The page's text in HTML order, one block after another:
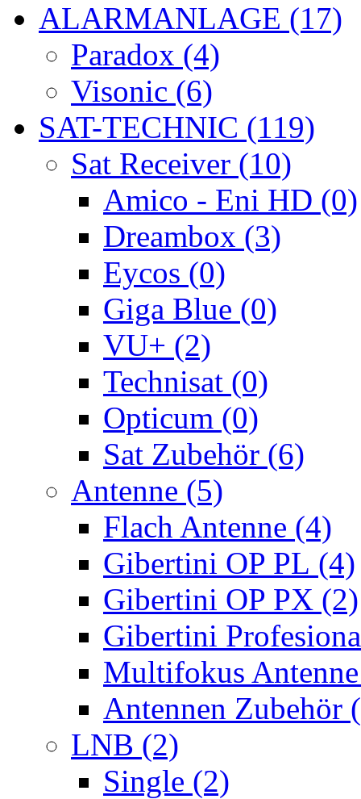
ALARMANLAGE (17)
Paradox (4)
Visonic (6)
SAT-TECHNIC (119)
Sat Receiver (10)
Amico - Eni HD (0)
Dreambox (3)
Eycos (0)
Giga Blue (0)
VU+ (2)
Technisat (0)
Opticum (0)
Sat Zubehör (6)
Antenne (5)
Flach Antenne (4)
Gibertini OP PL (4)
Gibertini OP PX (2)
Gibertini
Multifokus
Antennen Zubehör
LNB (2)
Single (2)